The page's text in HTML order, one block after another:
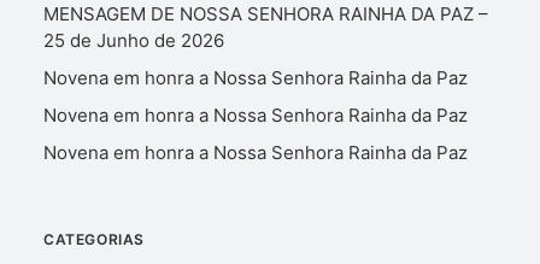
MENSAGEM DE NOSSA SENHORA RAINHA DA PAZ –
25 de Junho de 2026
Novena em honra a Nossa Senhora Rainha da Paz
Novena em honra a Nossa Senhora Rainha da Paz
Novena em honra a Nossa Senhora Rainha da Paz
CATEGORIAS